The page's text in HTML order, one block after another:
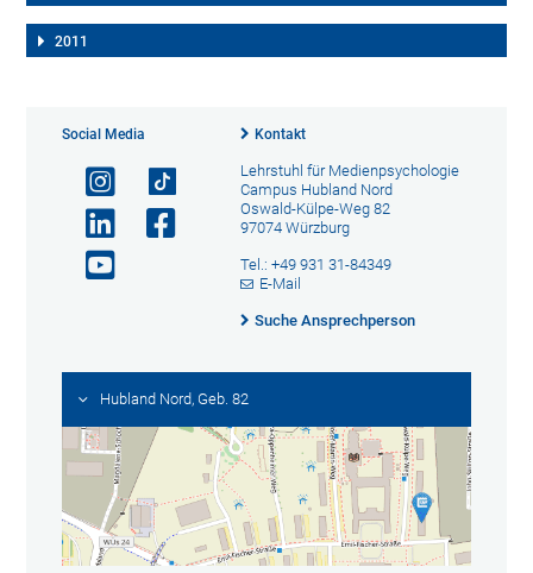
2011
Social Media Kontakt
Lehrstuhl für Medienpsychologie
Campus Hubland Nord
Oswald-Külpe-Weg 82
97074 Würzburg
Tel.: +49 931 31-84349
E-Mail
Suche Ansprechperson
Hubland Nord, Geb. 82